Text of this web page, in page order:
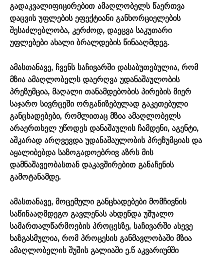
გადაკვალიფიცირებით ამაღლობელს წაერთვა
დაცვის უფლების ეფექტიანი განხორციელების
შესაძლებლობა, კერძოდ, დაეცვა საკუთარი
უფლებები ახალი ბრალდების წინააღმდეგ.
ამასთანავე, ჩვენს საჩივარში დასაბუთებულია, რომ
მზია ამაღლობელს დაერღვა უდანაშაულობის
პრეზუმცია, მაღალი თანამდებობის პირების მიერ
საჯარო სივრცეში ორგანიზებულად გაკეთებული
განცხადებები, რომლითაც მზია ამაღლობელს
არაერთხელ უწოდეს დანაშაულის ჩამდენი, აგენტი,
აშკარად არღვევდა უდანაშაულობის პრეზუმციას და
აყალიბებდა საზოგადოებრივ აზრს მის
დამნაშავეობასთან დაკავშირებით განაჩენის
გამოტანამდე.
ამასთანავე, მოცემული განცხადებები მომჩივნის
საწინააღმდეგო გავლენას ახდენდა უშუალო
სამართალწარმოების პროცესზე, საჩივარში ასევე
ხაზგასმულია, რომ პროცესის განმავლობაში მზია
ამაღლობელის შუშის გალიაში ე.წ აკვარიუმში